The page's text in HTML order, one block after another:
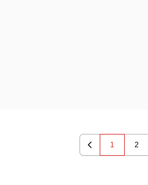
Previous
1 2